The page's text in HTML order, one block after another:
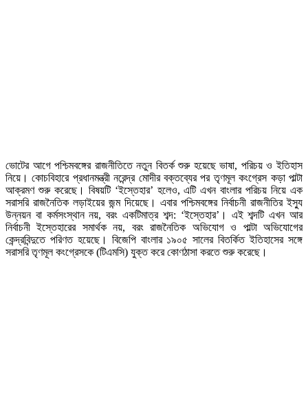
ভোটের আগে পশ্চিমবঙ্গের রাজনীতিতে নতুন বিতর্ক শুরু হয়েছে ভাষা, পরিচয় ও ইতিহাস
নিয়ে। কোচবিহারে প্রধানমন্ত্রী নরেন্দ্র মোদীর বক্তব্যের পর তৃণমূল কংগ্রেস কড়া পাল্টা
আক্রমণ শুরু করেছে। বিষয়টি ‘ইস্তেহার’ হলেও, এটি এখন বাংলার পরিচয় নিয়ে এক
সরাসরি রাজনৈতিক লড়াইয়ের জন্ম দিয়েছে। এবার পশ্চিমবঙ্গের নির্বাচনী রাজনীতির ইস্যু
উন্নয়ন বা কর্মসংস্থান নয়, বরং একটিমাত্র শব্দ: ‘ইস্তেহার’। এই শব্দটি এখন আর
নির্বাচনী ইস্তেহারের সমার্থক নয়, বরং রাজনৈতিক অভিযোগ ও পাল্টা অভিযোগের
কেন্দ্রবিন্দুতে পরিণত হয়েছে। বিজেপি বাংলার ১৯০৫ সালের বিতর্কিত ইতিহাসের সঙ্গে
সরাসরি তৃণমূল কংগ্রেসকে (টিএমসি) যুক্ত করে কোণঠাসা করতে শুরু করেছে।